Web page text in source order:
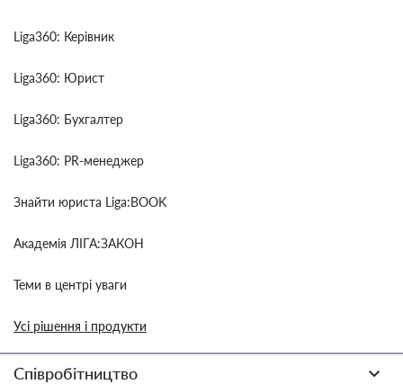
Liga360: Керівник
Liga360: Юрист
Liga360: Бухгалтер
Liga360: PR-менеджер
Знайти юриста Liga:BOOK
Академія ЛІГА:ЗАКОН
Теми в центрі уваги
Усі рішення і продукти
Співробітництво